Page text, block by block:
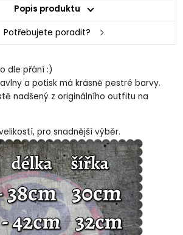
Popis produktu
Potřebujete poradit?
dle přání :)
a potisk má krásně pestré barvy.
nadšený z originálního outfitu na
pro snadnější výběr.